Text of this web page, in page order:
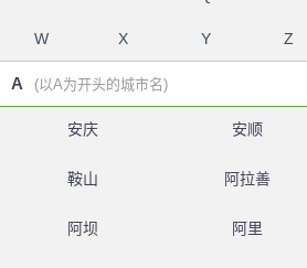
W X Y Z
A (以A为开头的城市名)
安庆 安顺
鞍山 阿拉善
阿坝 阿里